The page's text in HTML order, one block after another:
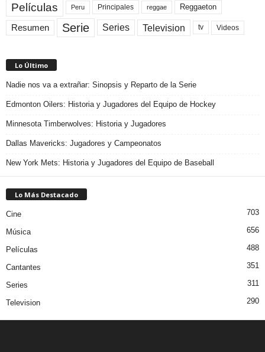
Películas Peru Principales reggae Reggaeton
Resumen Serie Series Television tv Videos
Lo Último
Nadie nos va a extrañar: Sinopsis y Reparto de la Serie
Edmonton Oilers: Historia y Jugadores del Equipo de Hockey
Minnesota Timberwolves: Historia y Jugadores
Dallas Mavericks: Jugadores y Campeonatos
New York Mets: Historia y Jugadores del Equipo de Baseball
Lo Más Destacado
Cine 703
Música 656
Películas 488
Cantantes 351
Series 311
Television 290